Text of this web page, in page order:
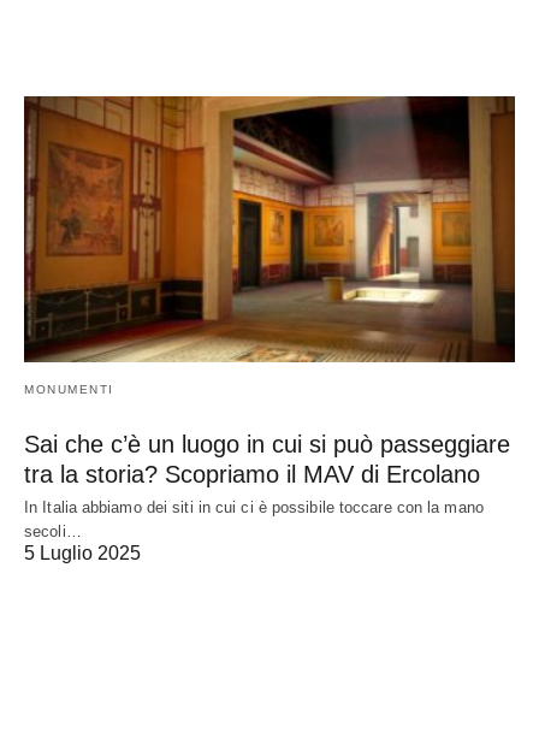
MONUMENTI
Sai che c’è un luogo in cui si può passeggiare
tra la storia? Scopriamo il MAV di Ercolano
In Italia abbiamo dei siti in cui ci è possibile toccare con la mano
secoli…
5 Luglio 2025